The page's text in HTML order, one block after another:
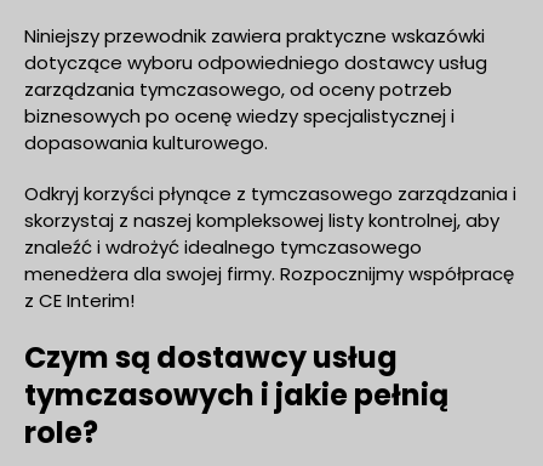
Niniejszy przewodnik zawiera praktyczne wskazówki
dotyczące wyboru odpowiedniego dostawcy usług
zarządzania tymczasowego, od oceny potrzeb
biznesowych po ocenę wiedzy specjalistycznej i
dopasowania kulturowego.
Odkryj korzyści płynące z tymczasowego zarządzania i
skorzystaj z naszej kompleksowej listy kontrolnej, aby
znaleźć i wdrożyć idealnego tymczasowego
menedżera dla swojej firmy. Rozpocznijmy współpracę
z CE Interim!
Czym są dostawcy usług
tymczasowych i jakie pełnią
role?